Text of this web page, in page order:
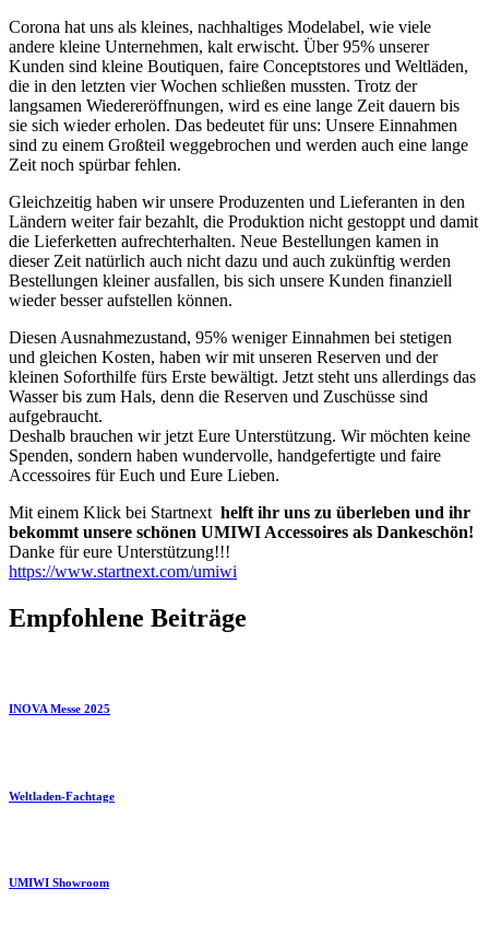
Corona hat uns als kleines, nachhaltiges Modelabel, wie viele
andere kleine Unternehmen, kalt erwischt. Über 95% unserer
Kunden sind kleine Boutiquen, faire Conceptstores und Weltläden,
die in den letzten vier Wochen schließen mussten. Trotz der
langsamen Wiedereröffnungen, wird es eine lange Zeit dauern bis
sie sich wieder erholen. Das bedeutet für uns: Unsere Einnahmen
sind zu einem Großteil weggebrochen und werden auch eine lange
Zeit noch spürbar fehlen.
Gleichzeitig haben wir unsere Produzenten und Lieferanten in den
Ländern weiter fair bezahlt, die Produktion nicht gestoppt und damit
die Lieferketten aufrechterhalten. Neue Bestellungen kamen in
dieser Zeit natürlich auch nicht dazu und auch zukünftig werden
Bestellungen kleiner ausfallen, bis sich unsere Kunden finanziell
wieder besser aufstellen können.
Diesen Ausnahmezustand, 95% weniger Einnahmen bei stetigen
und gleichen Kosten, haben wir mit unseren Reserven und der
kleinen Soforthilfe fürs Erste bewältigt. Jetzt steht uns allerdings das
Wasser bis zum Hals, denn die Reserven und Zuschüsse sind
aufgebraucht.
Deshalb brauchen wir jetzt Eure Unterstützung. Wir möchten keine
Spenden, sondern haben wundervolle, handgefertigte und faire
Accessoires für Euch und Eure Lieben.
Mit einem Klick bei Startnext helft ihr uns zu überleben und ihr
bekommt unsere schönen UMIWI Accessoires als Dankeschön!
Danke für eure Unterstützung!!!
https://www.startnext.com/umiwi
Empfohlene Beiträge
INOVA Messe 2025
Weltladen-Fachtage
UMIWI Showroom